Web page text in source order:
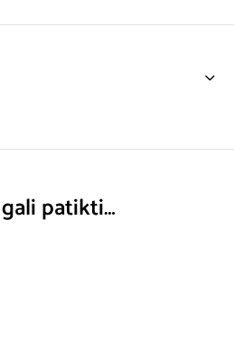
patikti…